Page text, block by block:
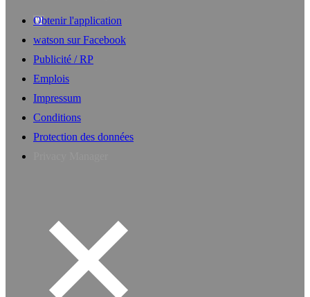
Obtenir l'application
watson sur Facebook
Publicité / RP
Emplois
Impressum
Conditions
Protection des données